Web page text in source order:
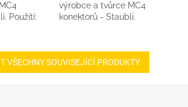
Použití:
výrobce a tvůrce MC4
konektorů - Staubli.
VŠECHNY SOUVISEJÍCÍ PRODUKTY